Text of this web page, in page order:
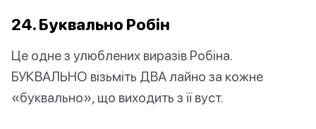
24. Буквально Робін
Це одне з улюблених виразів Робіна.
БУКВАЛЬНО візьміть ДВА лайно за кожне
«буквально», що виходить з її вуст.